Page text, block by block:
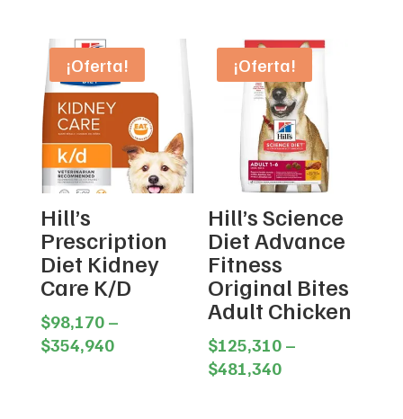
$24,100.
is:
$74,191
through
$348,715
¡Oferta!
Hill’s
Prescription
Diet Kidney
Care K/D
$98,170 –
$354,940Price
¡Oferta!
Hill’s Science
Diet Advance
Fitness
Original Bites
Adult Chicken
$125,310 –
$481,340Price